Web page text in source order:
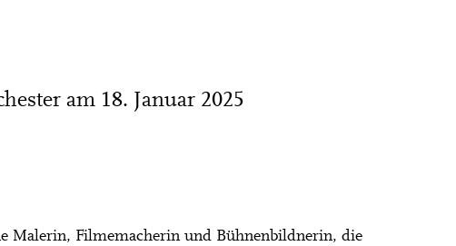
am 18. Januar 2025
Malerin, Filmemacherin und Bühnenbildnerin, die